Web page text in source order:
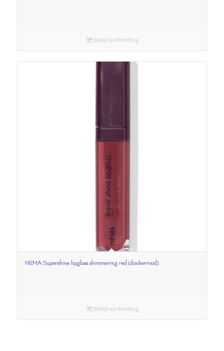
Bekijk aanbieding
HEMA Supershine lipgloss shimmering red (donkerrood)
Bekijk aanbieding